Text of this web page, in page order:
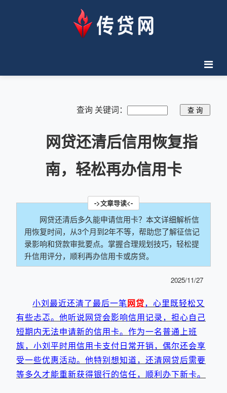
查询 关键词：
网贷还清后信用恢复指
南，轻松再办信用卡
网贷还清后多久能申请信用卡？本文详细解析信
用恢复时间，从3个月到2年不等，帮助您了解征信记
录影响和贷款审批要点。掌握合理规划技巧，轻松提
升信用评分，顺利再办信用卡或房贷。
2025/11/27
小刘最近还清了最后一笔网贷，心里既轻松又
有些忐忑。他听说网贷会影响信用记录，担心自己
短期内无法申请新的信用卡。作为一名普通上班
族，小刘平时用信用卡支付日常开销，偶尔还会享
受一些优惠活动。他特别想知道，还清网贷后需要
等多久才能重新获得银行的信任，顺利办下新卡。